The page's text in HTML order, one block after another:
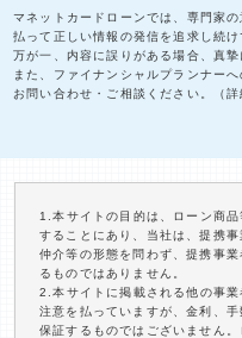
マネットカードローンでは、専門家
払って正しい情報の発信を追求し続け
万が一、内容に誤りがある場合、真
また、ファイナンシャルプランナー
お問い合わせ・ご相談ください。（詳
1.本サイトの目的は、ローン商
することにあり、当社は、提携
仲介等の形態を問わず、提携事
るものではありません。
2.本サイトに掲載される他の事
注意を払っていますが、金利、
保証するものではございません